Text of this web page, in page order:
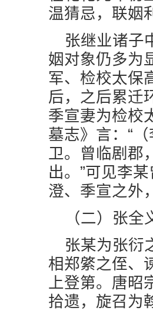
温猜忌，联姻
张继业诸子
姻对象仍多为
军、检校太保
后，之后累迁
季宣妻为检校
墓志》言：“
卫。曾临剧郡
出。”可见李
澄、季宣之外
（二）张
张某为张衍
相郑綮之侄、
上登第。唐昭
拾遗，旋召为